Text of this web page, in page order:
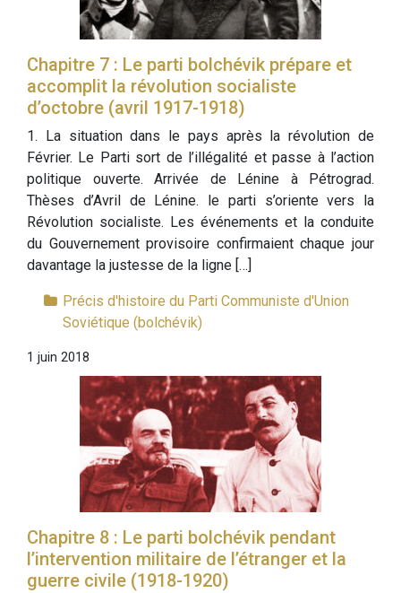
Chapitre 7 : Le parti bolchévik prépare et
accomplit la révolution socialiste
d’octobre (avril 1917-1918)
1. La situation dans le pays après la révolution de
Février. Le Parti sort de l’illégalité et passe à l’action
politique ouverte. Arrivée de Lénine à Pétrograd.
Thèses d’Avril de Lénine. le parti s’oriente vers la
Révolution socialiste. Les événements et la conduite
du Gouvernement provisoire confirmaient chaque jour
davantage la justesse de la ligne […]
Précis d'histoire du Parti Communiste d'Union
Soviétique (bolchévik)
1 juin 2018
Chapitre 8 : Le parti bolchévik pendant
l’intervention militaire de l’étranger et la
guerre civile (1918-1920)